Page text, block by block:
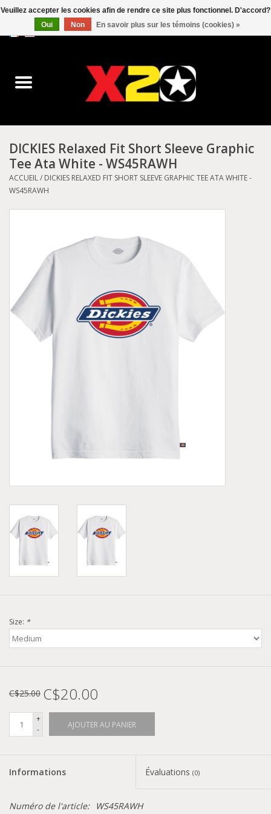
0 Articles - C$0.00
Converse
Kickers
Birkenstock
Demonia
MoEa
DICKIES Relaxed Fit Short Sleeve Graphic
Tee Ata White - WS45RAWH
ACCUEIL/ DICKIES RELAXED FIT SHORT SLEEVE GRAPHIC TEE ATA WHITE -
WS45RAWH
Size: *
C$25.00 C$20.00
+
-
AJOUTER AU PANIER
Informations Évaluations (0)
Numéro de l'article:
WS45RAWH
Veuillez accepter les cookies afin de rendre ce site plus fonctionnel. D'accord?
Oui
Non En savoir plus sur les témoins (cookies) »